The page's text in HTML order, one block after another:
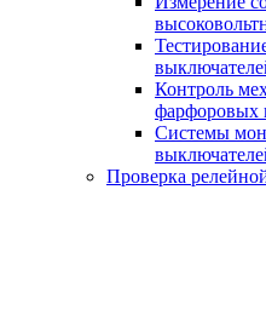
Контроль
фарфоровых
Системы
Проверка